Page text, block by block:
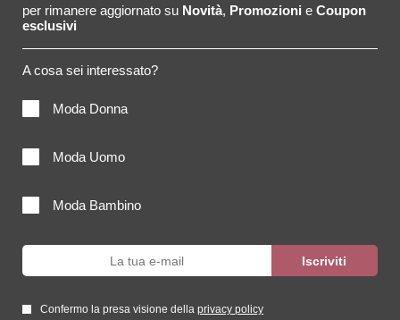
per rimanere aggiornato su Novità, Promozioni e Coupon
esclusivi
A cosa sei interessato?
Moda Donna
Moda Uomo
Moda Bambino
Confermo la presa visione della privacy policy